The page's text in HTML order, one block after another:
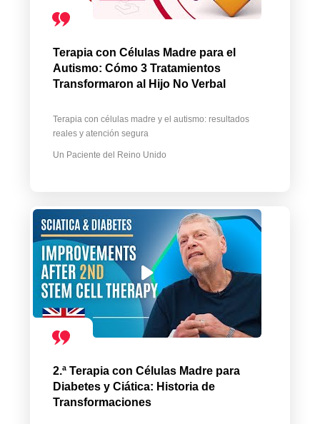
Terapia con Células Madre para el
Autismo: Cómo 3 Tratamientos
Transformaron al Hijo No Verbal
Terapia con células madre y el autismo: resultados
reales y atención segura
Un Paciente del Reino Unido
2.ª Terapia con Células Madre para
Diabetes y Ciática: Historia de
Transformaciones